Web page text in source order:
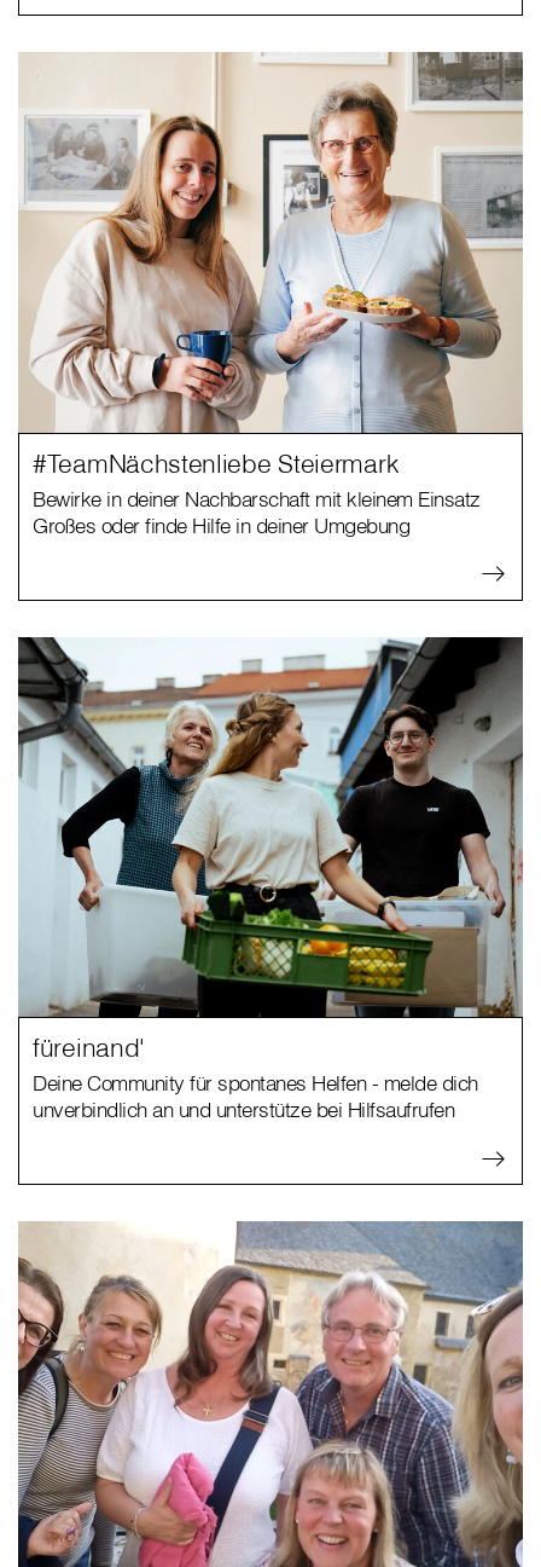
#TeamNächstenliebe Steiermark
Bewirke in deiner Nachbarschaft mit kleinem Einsatz
Großes oder finde Hilfe in deiner Umgebung
füreinand'
Deine Community für spontanes Helfen - melde dich
unverbindlich an und unterstütze bei Hilfsaufrufen